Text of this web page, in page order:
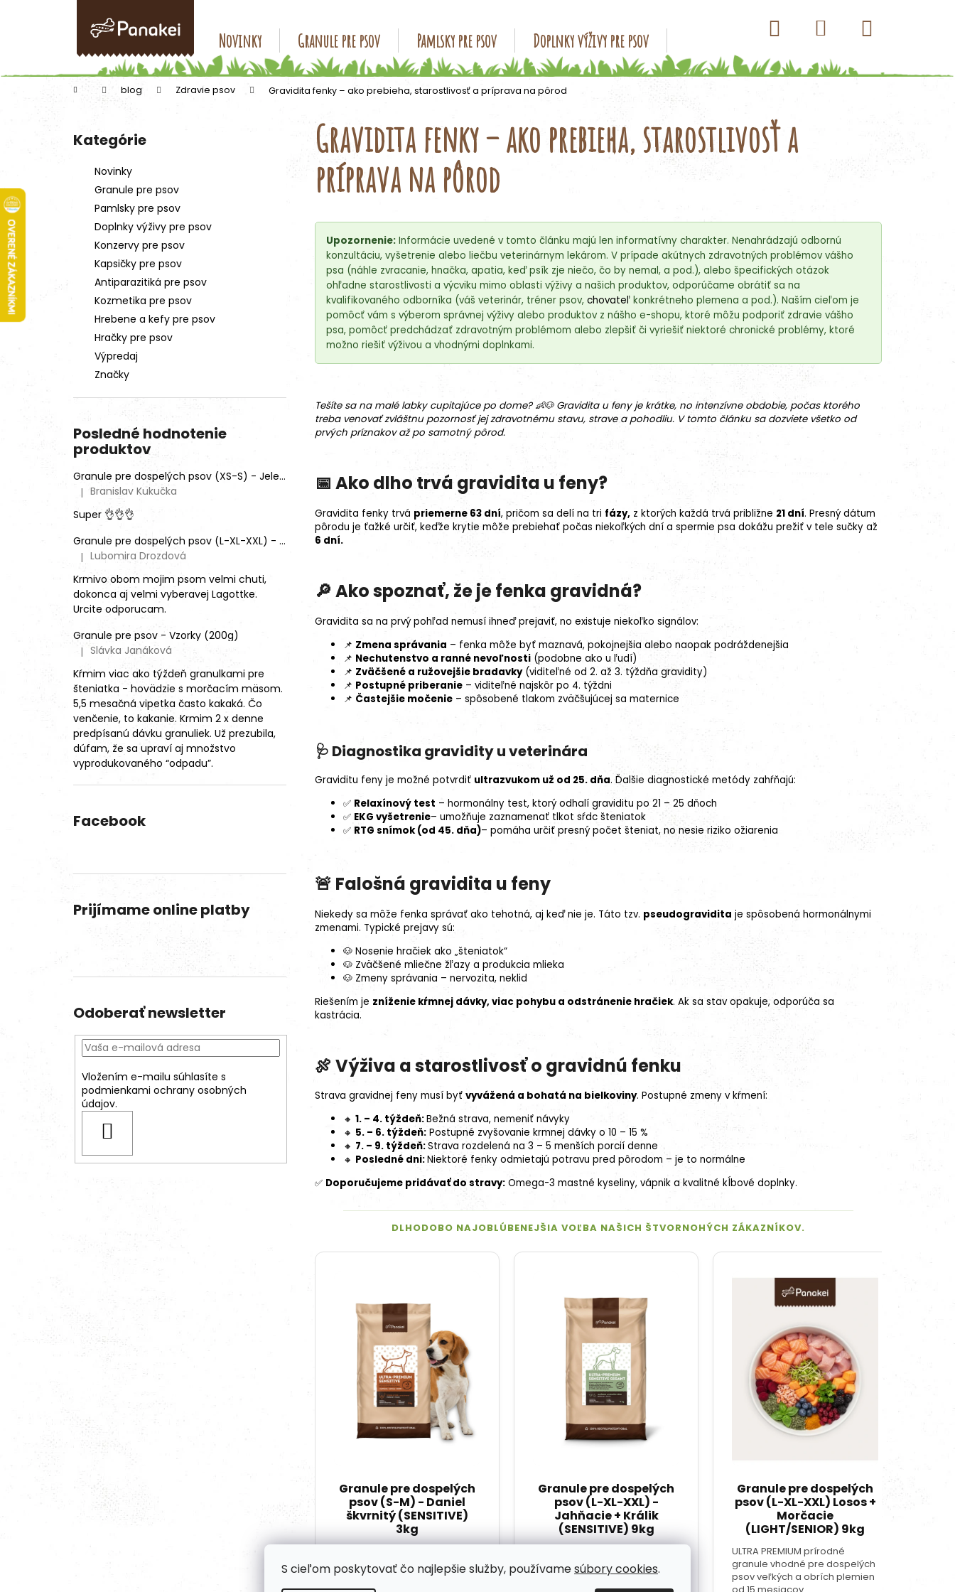
S cieľom poskytovať čo najlepšie služby, používamesúbory cookies.
Novinky Granule pre psov Pamlsky pre psov Doplnky výživy pre psov Konzervy pre psov Kapsičky pre psov
Hľadať Prihlásenie
košík
Domov blog Zdravie psov Gravidita fenky – ako prebieha, starostlivosť a príprava na pôrod
Preskočiť
kategórie
Kategórie
Novinky
Granule pre psov
Pamlsky pre psov
Doplnky výživy pre psov
Konzervy pre psov
Kapsičky pre psov
Antiparazitiká pre psov
Kozmetika pre psov
Hrebene a kefy pre psov
Hračky pre psov
Výpredaj
Značky
Posledné hodnotenie
produktov
Granule pre dospelých psov (XS-S) - Jeleň lesný (SENSITIVE) 9kg
Hodnotenie produktu je 5 z 5 hviezdičiek.
| Branislav Kukučka
Super 👌👌👌
Granule pre dospelých psov (L-XL-XXL) - Mix rôznych príchutí (3ks)
Hodnotenie produktu je 5 z 5 hviezdičiek.
| Lubomira Drozdová
Krmivo obom mojim psom velmi chuti,
dokonca aj velmi vyberavej Lagottke.
Urcite odporucam.
Granule pre psov - Vzorky (200g)
Hodnotenie produktu je 4 z 5 hviezdičiek.
| Slávka Janáková
Kŕmim viac ako týždeň granulkami pre
šteniatka - hovädzie s morčacím mäsom.
5,5 mesačná vipetka často kakaká. Čo
venčenie, to kakanie. Krmim 2 x denne
predpísanú dávku granuliek. Už prezubila,
dúfam, že sa upraví aj množstvo
vyprodukovaného “odpadu”.
Facebook
Prijímame online platby
Odoberať newsletter
Vložením e-mailu súhlasíte s
podmienkami ochrany osobných
údajov.
SA
Gravidita fenky – ako prebieha, starostlivosť a
príprava na pôrod
Upozornenie: Informácie uvedené v tomto článku majú len informatívny charakter. Nenahrádzajú odbornú
konzultáciu, vyšetrenie alebo liečbu veterinárnym lekárom. V prípade akútnych zdravotných problémov vášho
psa (náhle zvracanie, hnačka, apatia, keď psík zje niečo, čo by nemal, a pod.), alebo špecifických otázok
ohľadne starostlivosti a výcviku mimo oblasti výživy a našich produktov, odporúčame obrátiť sa na
kvalifikovaného odborníka (váš veterinár, tréner psov, chovateľ konkrétneho plemena a pod.). Naším cieľom je
pomôcť vám s výberom správnej výživy alebo produktov z nášho e-shopu, ktoré môžu podporiť zdravie vášho
psa, pomôcť predchádzať zdravotným problémom alebo zlepšiť či vyriešiť niektoré chronické problémy, ktoré
možno riešiť výživou a vhodnými doplnkami.
Tešíte sa na malé labky cupitajúce po dome? 👶🐶 Gravidita u feny je krátke, no intenzívne obdobie, počas ktorého
treba venovať zvláštnu pozornosť jej zdravotnému stavu, strave a pohodliu. V tomto článku sa dozviete všetko od
prvých príznakov až po samotný pôrod.
📅 Ako dlho trvá gravidita u feny?
Gravidita fenky trvá priemerne 63 dní, pričom sa delí na tri fázy, z ktorých každá trvá približne 21 dní. Presný dátum
pôrodu je ťažké určiť, keďže krytie môže prebiehať počas niekoľkých dní a spermie psa dokážu prežiť v tele sučky až
6 dní.
🔎 Ako spoznať, že je fenka gravidná?
Gravidita sa na prvý pohľad nemusí ihneď prejaviť, no existuje niekoľko signálov:
📌 Zmena správania – fenka môže byť maznavá, pokojnejšia alebo naopak podráždenejšia
📌 Nechutenstvo a ranné nevoľnosti (podobne ako u ľudí)
📌 Zväčšené a ružovejšie bradavky(viditeľné od 2. až 3. týždňa gravidity)
📌 Postupné priberanie – viditeľné najskôr po 4. týždni
📌 Častejšie močenie – spôsobené tlakom zväčšujúcej sa maternice
🩺 Diagnostika gravidity u veterinára
Graviditu feny je možné potvrdiť ultrazvukom už od 25. dňa. Ďalšie diagnostické metódy zahŕňajú:
✅ Relaxínový test – hormonálny test, ktorý odhalí graviditu po 21 – 25 dňoch
✅ EKG vyšetrenie– umožňuje zaznamenať tlkot sŕdc šteniatok
✅ RTG snímok (od 45. dňa)– pomáha určiť presný počet šteniat, no nesie riziko ožiarenia
🚨 Falošná gravidita u feny
Niekedy sa môže fenka správať ako tehotná, aj keď nie je. Táto tzv. pseudogravidita je spôsobená hormonálnymi
zmenami. Typické prejavy sú:
🐶 Nosenie hračiek ako „šteniatok“
🐶 Zväčšené mliečne žľazy a produkcia mlieka
🐶 Zmeny správania – nervozita, neklid
Riešením je zníženie kŕmnej dávky, viac pohybu a odstránenie hračiek. Ak sa stav opakuje, odporúča sa
kastrácia.
🍖 Výživa a starostlivosť o gravidnú fenku
Strava gravidnej feny musí byť vyvážená a bohatá na bielkoviny. Postupné zmeny v kŕmení:
🔸 1. – 4. týždeň:Bežná strava, nemeniť návyky
🔸 5. – 6. týždeň: Postupné zvyšovanie krmnej dávky o 10 – 15 %
🔸 7. – 9. týždeň:Strava rozdelená na 3 – 5 menších porcií denne
🔸 Posledné dni:Niektoré fenky odmietajú potravu pred pôrodom – je to normálne
✅ Doporučujeme pridávať do stravy: Omega-3 mastné kyseliny, vápnik a kvalitné kĺbové doplnky.
k
obchodu
obchodu
Čo potrebujete nájsť?
HĽADAŤ
Odporúčame